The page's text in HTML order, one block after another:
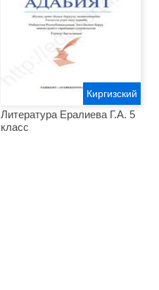
Литература Ералиева Г.А. 5
класс
Киргизский